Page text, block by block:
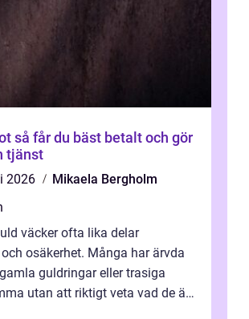
gör
tjänst
2026
Mikaela Bergholm
väcker ofta lika delar
osäkerhet. Många har ärvda
guldringar eller trasiga
utan att riktigt veta vad de är